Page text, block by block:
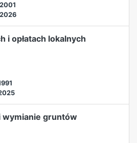
i opłatach lokalnych
wymianie gruntów